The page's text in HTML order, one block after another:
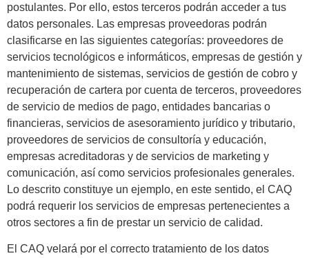
postulantes. Por ello, estos terceros podrán acceder a tus
datos personales. Las empresas proveedoras podrán
clasificarse en las siguientes categorías: proveedores de
servicios tecnológicos e informáticos, empresas de gestión y
mantenimiento de sistemas, servicios de gestión de cobro y
recuperación de cartera por cuenta de terceros, proveedores
de servicio de medios de pago, entidades bancarias o
financieras, servicios de asesoramiento jurídico y tributario,
proveedores de servicios de consultoría y educación,
empresas acreditadoras y de servicios de marketing y
comunicación, así como servicios profesionales generales.
Lo descrito constituye un ejemplo, en este sentido, el CAQ
podrá requerir los servicios de empresas pertenecientes a
otros sectores a fin de prestar un servicio de calidad.
El CAQ velará por el correcto tratamiento de los datos